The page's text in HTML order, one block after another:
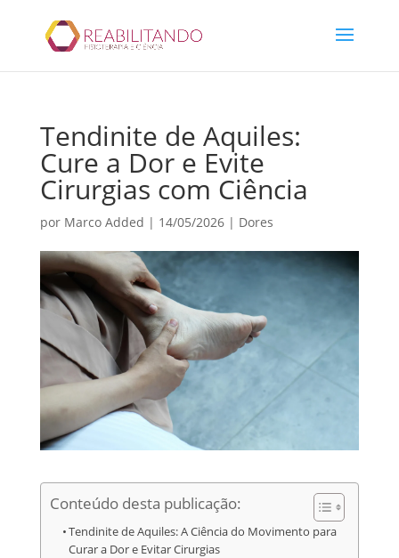
Tendinite de Aquiles:
Cure a Dor e Evite
Cirurgias com Ciência
por Marco Added | 14/05/2026| Dores
Conteúdo desta publicação:
Tendinite de Aquiles: A Ciência do Movimento para
Curar a Dor e Evitar Cirurgias